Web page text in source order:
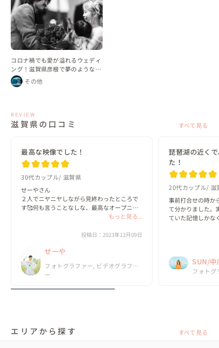
コロナ禍でも愛が溢れるウェディ
ング！滋賀県彦根で夢のようなひ
と時をその他
REVIEW
滋賀県の口コミ すべて見る
最高な映像でした！
30代カップル 滋賀県
せーやさん
２人でニヤニヤしながら見終わったところで
す🥰何も言うことなしな、最高なオープニン
もっと見る...
投稿日：2023年12月09日
せーや
フォトグラファー, ビデオグラファ
ー
琵琶湖の近く
た！
20代カップル 滋
事前打合せの時か
て分かりました。
ていた記憶しかな
SUN/中
フォトグ
エリアから探す すべて見る